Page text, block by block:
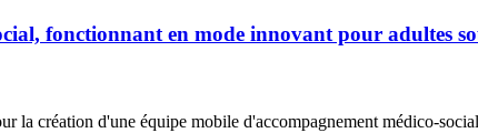
fonctionnant en mode innovant pour adultes
la création d'une équipe mobile d'accompagnement médico-